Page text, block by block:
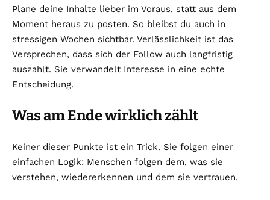
Plane deine Inhalte lieber im Voraus, statt aus dem
Moment heraus zu posten. So bleibst du auch in
stressigen Wochen sichtbar. Verlässlichkeit ist das
Versprechen, dass sich der Follow auch langfristig
auszahlt. Sie verwandelt Interesse in eine echte
Entscheidung.
Was am Ende wirklich zählt
Keiner dieser Punkte ist ein Trick. Sie folgen einer
einfachen Logik: Menschen folgen dem, was sie
verstehen, wiedererkennen und dem sie vertrauen.